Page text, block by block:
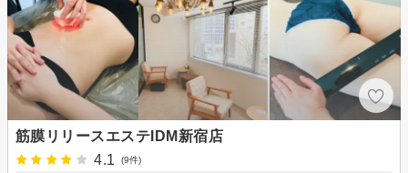
筋膜リリースエステIDM新宿店
4.1
(9件)